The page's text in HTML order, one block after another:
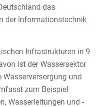
das
der Informationstechnik
Infrastrukturen in 9
ist der Wassersektor
und
zum Beispiel
Wasserleitungen und -